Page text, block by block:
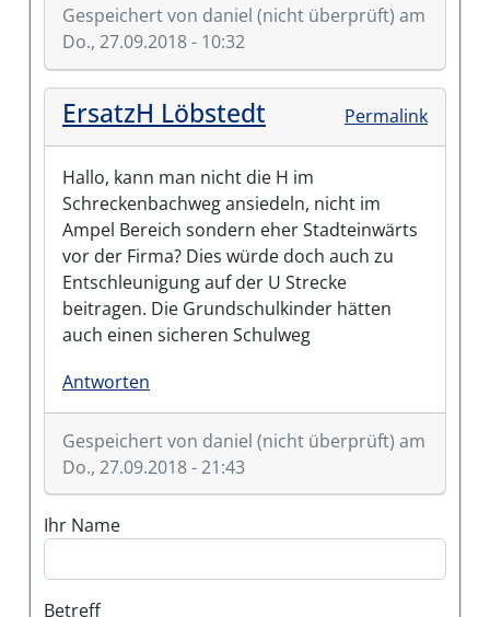
Gespeichert von daniel (nicht überprüft) am
Do., 27.09.2018 - 10:32
ErsatzH Löbstedt Permalink
Hallo, kann man nicht die H im
Schreckenbachweg ansiedeln, nicht im
Ampel Bereich sondern eher Stadteinwärts
vor der Firma? Dies würde doch auch zu
Entschleunigung auf der U Strecke
beitragen. Die Grundschulkinder hätten
auch einen sicheren Schulweg
Antworten
Gespeichert von daniel (nicht überprüft) am
Do., 27.09.2018 - 21:43
Ihr Name
Betreff